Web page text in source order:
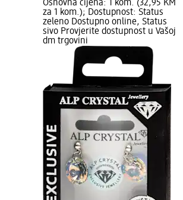
Osnovna cijena: 1 kom. (32,95 KM
za 1 kom.); Dostupnost: Status
zeleno Dostupno online, Status
sivo Provjerite dostupnost u Vašoj
dm trgovini